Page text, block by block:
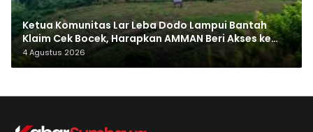
Ketua Komunitas Lar Leba Dodo Lampui Bantah
Klaim Cek Bocek, Harapkan AMMAN Beri Akses ke
Makam Leluhur
4 Agustus 2026